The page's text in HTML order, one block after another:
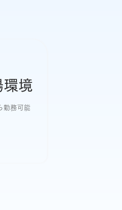
環境
勤務可能